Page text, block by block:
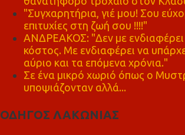
"Συγχαρητήρια, γιέ μου! Σου
επιτυχίες στη ζωή σου !!!!"
ΑΝΔΡΕΑΚΟΣ: "Δεν με ενδιαφέρει
κόστος. Με ενδιαφέρει να
αύριο και τα επόμενα χρόνια."
Σε ένα μικρό χωριό όπως ο
υποψιάζονταν αλλά...
ΟΔΗΓΟΣ ΛΑΚΩΝΙΑΣ